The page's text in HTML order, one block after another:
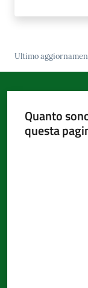
su
Ultimo
Quanto
questa